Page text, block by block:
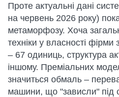
Проте актуальні дані
на червень 2026 року)
метаморфозу. Хоча
техніки у власності
– 67 одиниць, структура
іншому. Преміальних
значиться обмаль –
машини, що "зависли" під